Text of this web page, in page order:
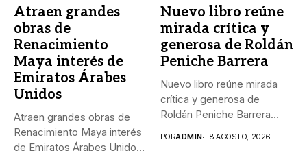
Atraen grandes
obras de
Renacimiento
Maya interés de
Emiratos Árabes
Unidos
Atraen grandes obras de
Renacimiento Maya interés
de Emiratos Árabes Unidos
Nuevo libro reúne
mirada crítica y
generosa de Roldán
Peniche Barrera
Nuevo libro reúne mirada
crítica y generosa de
Roldán Peniche Barrera
PORADMIN 8 AGOSTO, 2026